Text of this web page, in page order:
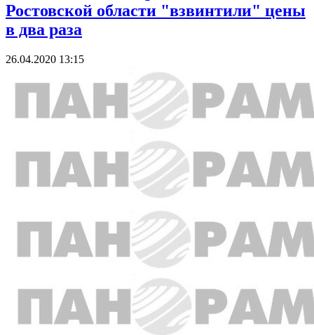
Ростовской области "взвинтили" цены
в два раза
26.04.2020 13:15